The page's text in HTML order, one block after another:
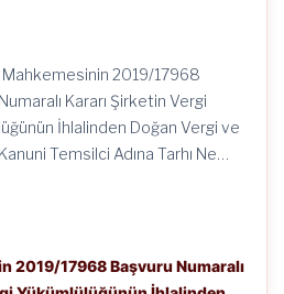
Tarhı
Nedeniyle
Hakkının
İhlal
Mahkemesinin 2019/17968
Kararı Şirketin Vergi
İhlalinden Doğan Vergi ve
Temsilci Adına Tarhı Ne…
2019/17968 Başvuru Numaralı